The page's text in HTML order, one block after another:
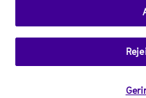
Channel
SCI FI Slovenija SCI FI Србија
Portugal